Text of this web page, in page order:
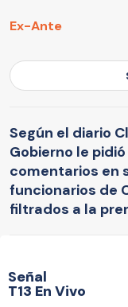
Ex-Ante
Según el diario
Gobierno le
comentarios en
funcionarios de
filtrados a la
Señal
T13 En Vivo